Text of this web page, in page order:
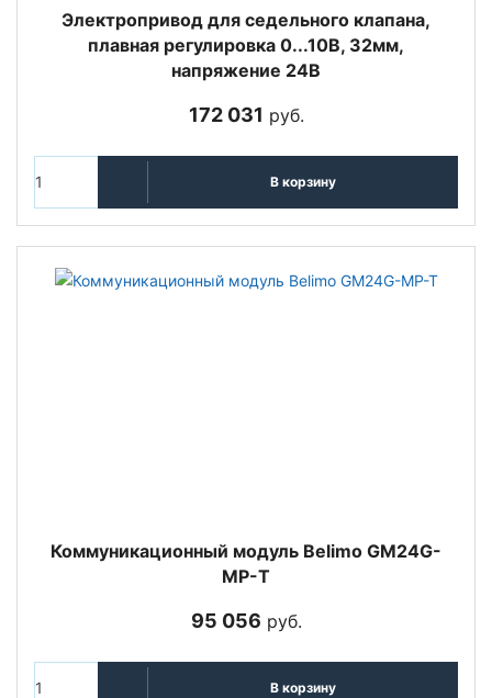
Электропривод для седельного клапана,
плавная регулировка 0...10В, 32мм,
напряжение 24В
172 031 руб.
В корзину
Коммуникационный модуль Belimo GM24G-
MP-T
95 056 руб.
В корзину